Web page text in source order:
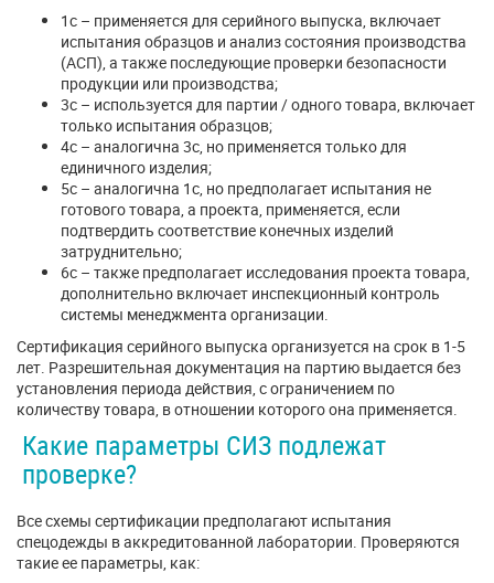
1с – применяется для серийного выпуска, включает
испытания образцов и анализ состояния производства
(АСП), а также последующие проверки безопасности
продукции или производства;
3с – используется для партии / одного товара, включает
только испытания образцов;
4с – аналогична 3с, но применяется только для
единичного изделия;
5с – аналогична 1с, но предполагает испытания не
готового товара, а проекта, применяется, если
подтвердить соответствие конечных изделий
затруднительно;
6с – также предполагает исследования проекта товара,
дополнительно включает инспекционный контроль
системы менеджмента организации.
Сертификация серийного выпуска организуется на срок в 1-5
лет. Разрешительная документация на партию выдается без
установления периода действия, с ограничением по
количеству товара, в отношении которого она применяется.
Какие параметры СИЗ подлежат
проверке?
Все схемы сертификации предполагают испытания
спецодежды в аккредитованной лаборатории. Проверяются
такие ее параметры, как: